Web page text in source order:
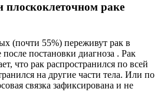
плоскоклеточном раке
(почти 55%) переживут рак в
постановки диагноза . Рак
что рак распространился по всей
на другие части тела. Или по
связка зафиксирована и не